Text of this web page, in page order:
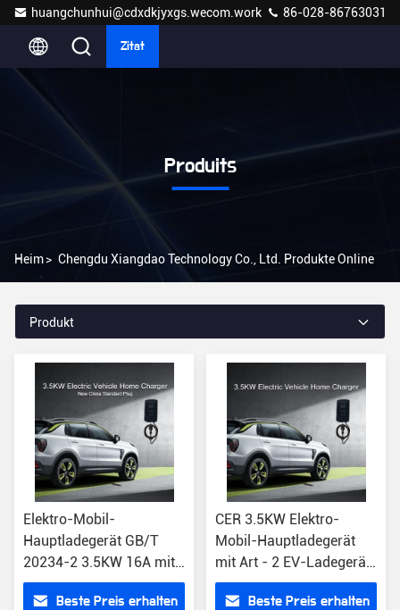
huangchunhui@cdxdkjyxgs.wecom.work 86-028-86763031
Zitat
Produits
Heim> Chengdu Xiangdao Technology Co., Ltd. Produkte Online
Produkt
Elektro-Mobil-
Hauptladegerät GB/T
20234-2 3.5KW 16A mit
Art - 2 EV-Ladegerät
Beste Preis erhalten
CER 3.5KW Elektro-
Mobil-Hauptladegerät
mit Art - 2 EV-Ladegerät
OCPP 1,6
Beste Preis erhalten